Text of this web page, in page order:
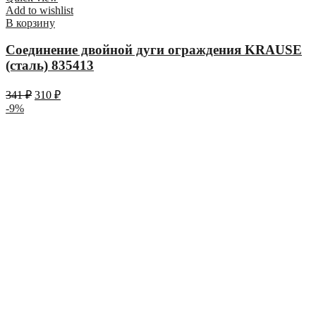
Add to wishlist
В корзину
Соединение двойной дуги ограждения KRAUSE
(сталь) 835413
341₽ 310 ₽
-9%